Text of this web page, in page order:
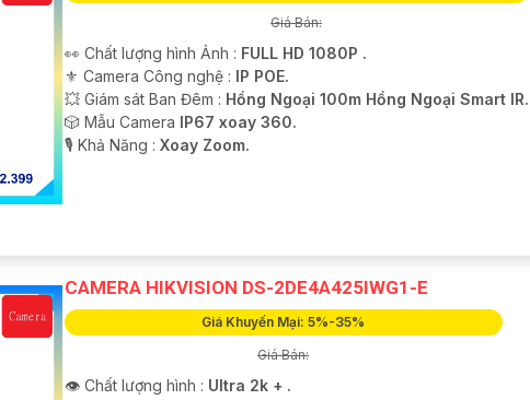
Giá Bán:
👀 Chất lượng hình Ảnh : FULL HD 1080P .
⚜️ Camera Công nghệ : IP POE.
💥 Giám sát Ban Đêm : Hồng Ngoại 100m Hồng Ngoại Smart IR.
🎲 Mẫu Camera IP67 xoay 360.
️🎙 Khả Năng : Xoay Zoom.
CAMERA HIKVISION DS-2DE4A425IWG1-E
Giá Khuyến Mại: 5%-35%
Giá Bán:
👁 Chất lượng hình : Ultra 2k + .